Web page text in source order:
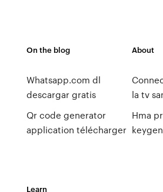
On the blog
Whatsapp.com dl
descargar gratis
Qr code generator
application télécharger
About
la tv
Hma
keygen
Learn